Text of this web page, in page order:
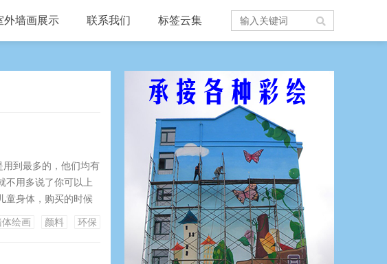
外墙画展示 联系我们 标签云集
到最多的，他们均有
不用多说了你可以上
童身体，购买的时候
园进行外墙彩绘，
体绘画 颜料 环保